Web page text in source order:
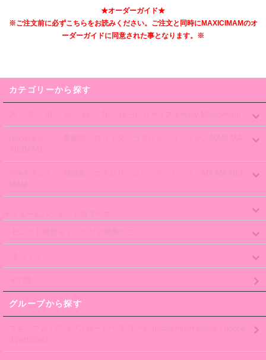
★オーダーガイド★
※ご注文前に必ずこちらをお読みください。ご注文と同時にMAXICIMAMのオ
ーダーガイドに同意された事となります。※
カテゴリーから探す
グループから探す